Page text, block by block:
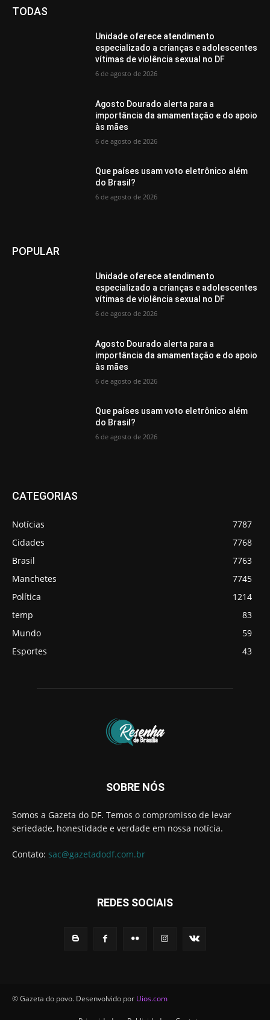
TODAS
Unidade oferece atendimento
especializado a crianças e adolescentes
vítimas de violência sexual no DF
6 de agosto de 2026
Agosto Dourado alerta para a
importância da amamentação e do apoio
às mães
6 de agosto de 2026
Que países usam voto eletrônico além
do Brasil?
6 de agosto de 2026
POPULAR
Unidade oferece atendimento
especializado a crianças e adolescentes
vítimas de violência sexual no DF
6 de agosto de 2026
Agosto Dourado alerta para a
importância da amamentação e do apoio
às mães
6 de agosto de 2026
Que países usam voto eletrônico além
do Brasil?
6 de agosto de 2026
CATEGORIAS
Notícias
7787
Cidades
7768
Brasil
7763
Manchetes
7745
Política
1214
temp
83
Mundo
59
Esportes
43
SOBRE NÓS
Somos a Gazeta do DF. Temos o compromisso de levar
seriedade, honestidade e verdade em nossa notícia.
Contato: sac@gazetadodf.com.br
REDES SOCIAIS
© Gazeta do povo. Desenvolvido por Uios.com